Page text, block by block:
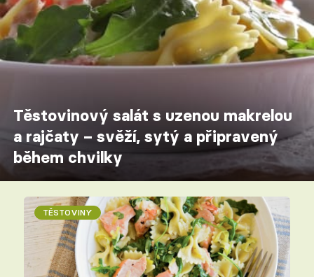
Těstovinový salát s uzenou makrelou
a rajčaty – svěží, sytý a připravený
během chvilky
TĚSTOVINY